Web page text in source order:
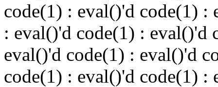
code(1) : eval()'d code(1) :
: eval()'d code(1) : eval()'d
eval()'d code(1) : eval()'d
code(1) : eval()'d code(1) :